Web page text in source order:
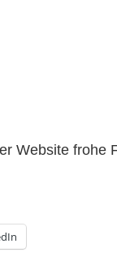
Website frohe